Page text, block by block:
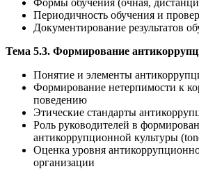
Периодичность обучения и
Документирование результатов
Тема 5.3. Формирование
Понятие и элементы
Формирование нетерпимости к
поведению
Этические стандарты
Роль руководителей в
антикоррупционной культуры
Оценка уровня
организации